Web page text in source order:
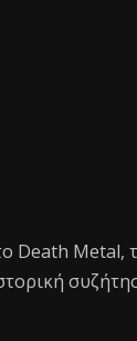
Death Metal,